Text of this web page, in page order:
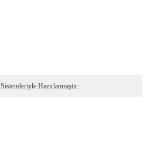
Sistemleriyle Hazırlanmıştır.